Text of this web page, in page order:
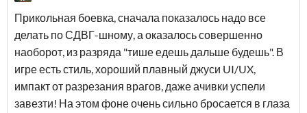
Прикольная боевка, сначала показалось надо все
делать по СДВГ-шному, а оказалось совершенно
наоборот, из разряда "тише едешь дальше будешь". В
игре есть стиль, хороший плавный джуси UI/UX,
импакт от разрезания врагов, даже ачивки успели
завезти! На этом фоне очень сильно бросается в глаза